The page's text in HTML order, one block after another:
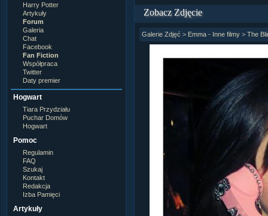
Harry Potter
Artykuły
Forum
Galeria
Chat
Facebook
Fan Fiction
Współpraca
Twitter
Daty premier
Hogwart
Tiara Przydziału
Puchar Domów
Hogwart
Pomoc
Regulamin
FAQ
Szukaj
Kontakt
Redakcja
Izba Pamięci
Artykuły
Zobacz Zdjęcie
Galerie Zdjęć > Emma - Inne filmy> The